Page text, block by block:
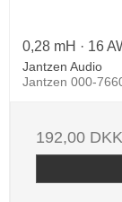
0,28 mH · 16
Jantzen Audio
Jantzen 000-
192,00 DKK